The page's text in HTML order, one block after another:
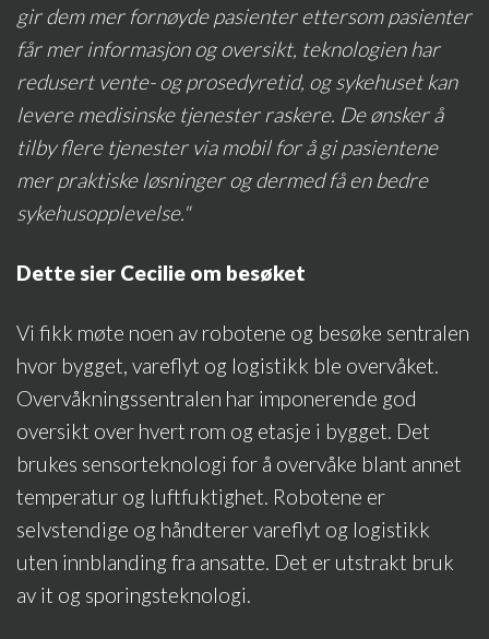
gir dem mer fornøyde pasienter ettersom pasienter
får mer informasjon og oversikt, teknologien har
redusert vente- og prosedyretid, og sykehuset kan
levere medisinske tjenester raskere. De ønsker å
tilby flere tjenester via mobil for å gi pasientene
mer praktiske løsninger og dermed få en bedre
sykehusopplevelse."
Dette sier Cecilie om besøket
Vi fikk møte noen av robotene og besøke sentralen
hvor bygget, vareflyt og logistikk ble overvåket.
Overvåkningssentralen har imponerende god
oversikt over hvert rom og etasje i bygget. Det
brukes sensorteknologi for å overvåke blant annet
temperatur og luftfuktighet. Robotene er
selvstendige og håndterer vareflyt og logistikk
uten innblanding fra ansatte. Det er utstrakt bruk
av it og sporingsteknologi.